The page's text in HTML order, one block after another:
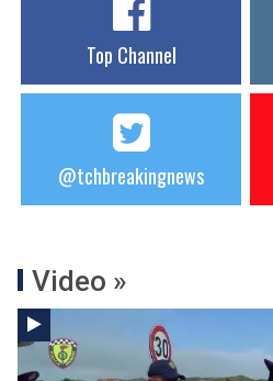
Top Channel
@tchbreakingnews
Video »